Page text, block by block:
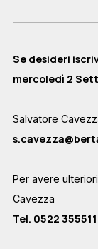
Se desideri
mercoledì 2
Salvatore
Per avere
Cavezza
Tel. 0522 355511